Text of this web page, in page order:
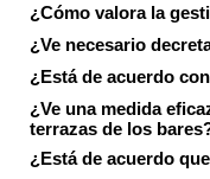
¿Cómo valora la
¿Ve necesario
¿Está de acuerdo
¿Ve una medida
terrazas de los
¿Está de acuerdo